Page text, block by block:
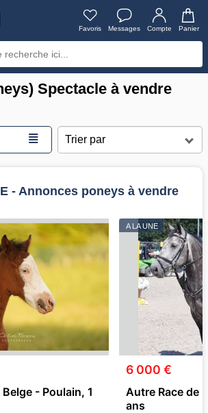
Favoris Messages Compte Panier
Spectacle à vendre
≣
- Annonces poneys à vendre
- Poulain, 1
A LA UNE
6 000 €
Autre Race de
ans